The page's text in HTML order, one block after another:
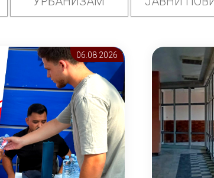
06.08 2026